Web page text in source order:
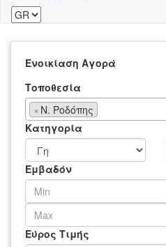
Ενοικίαση Αγορά
Τοποθεσία
× Ν. Ροδόπης
Κατηγορία
Εμβαδόν
Εύρος Τιμής